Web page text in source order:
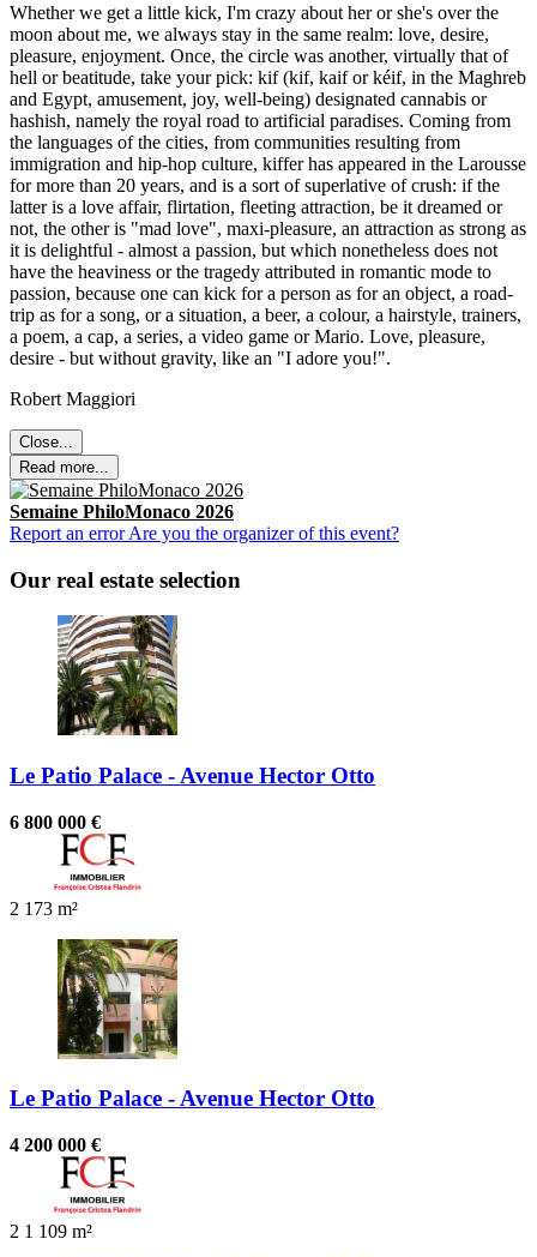
Whether we get a little kick, I'm crazy about her or she's over the
moon about me, we always stay in the same realm: love, desire,
pleasure, enjoyment. Once, the circle was another, virtually that of
hell or beatitude, take your pick: kif (kif, kaif or kéif, in the Maghreb
and Egypt, amusement, joy, well-being) designated cannabis or
hashish, namely the royal road to artificial paradises. Coming from
the languages of the cities, from communities resulting from
immigration and hip-hop culture, kiffer has appeared in the Larousse
for more than 20 years, and is a sort of superlative of crush: if the
latter is a love affair, flirtation, fleeting attraction, be it dreamed or
not, the other is "mad love", maxi-pleasure, an attraction as strong as
it is delightful - almost a passion, but which nonetheless does not
have the heaviness or the tragedy attributed in romantic mode to
passion, because one can kick for a person as for an object, a road-
trip as for a song, or a situation, a beer, a colour, a hairstyle, trainers,
a poem, a cap, a series, a video game or Mario. Love, pleasure,
desire - but without gravity, like an "I adore you!".
Robert Maggiori
Close...
Read more...
Semaine PhiloMonaco 2026
Report an errorAre you the organizer of this event?
Our real estate selection
Le Patio Palace - Avenue Hector Otto
6 800 000 €
2 173 m²
Le Patio Palace - Avenue Hector Otto
4 200 000 €
2 1 109 m²